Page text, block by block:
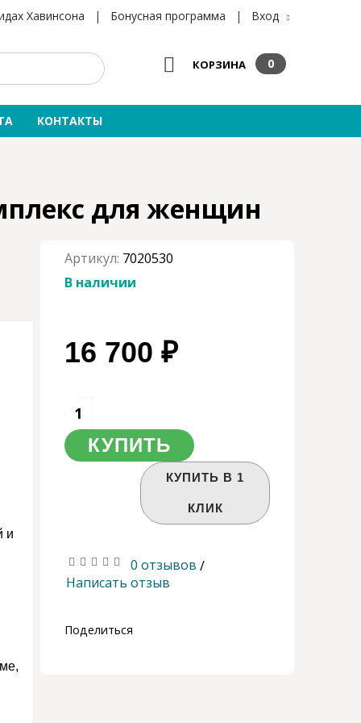
Хавинсона | Бонусная программа | Вход
КОНТАКТЫ
КОРЗИНА 0
для женщин
и
Артикул: 7020530
В наличии
16 700 ₽
КУПИТЬ
КУПИТЬ В 1
КЛИК
0 отзывов /
Написать отзыв
Поделиться